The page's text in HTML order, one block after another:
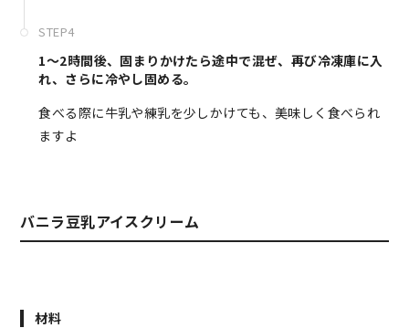
STEP4
1〜2時間後、固まりかけたら途中で混ぜ、再び冷凍庫に入
れ、さらに冷やし固める。
食べる際に牛乳や練乳を少しかけても、美味しく食べられ
ますよ
バニラ豆乳アイスクリーム
材料